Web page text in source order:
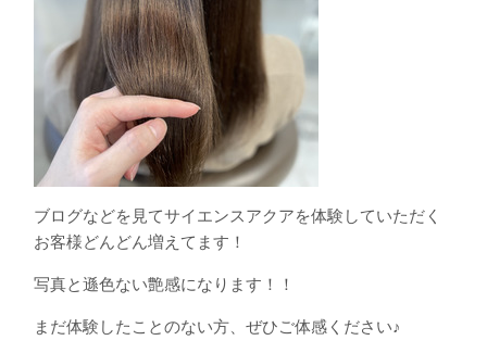
ブログなどを見てサイエンスアクアを体験していただく
お客様どんどん増えてます！
写真と遜色ない艶感になります！！
まだ体験したことのない方、ぜひご体感ください♪